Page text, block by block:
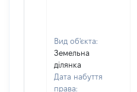
Вид об'єкта:
Земельна
ділянка
Дата набуття
права: